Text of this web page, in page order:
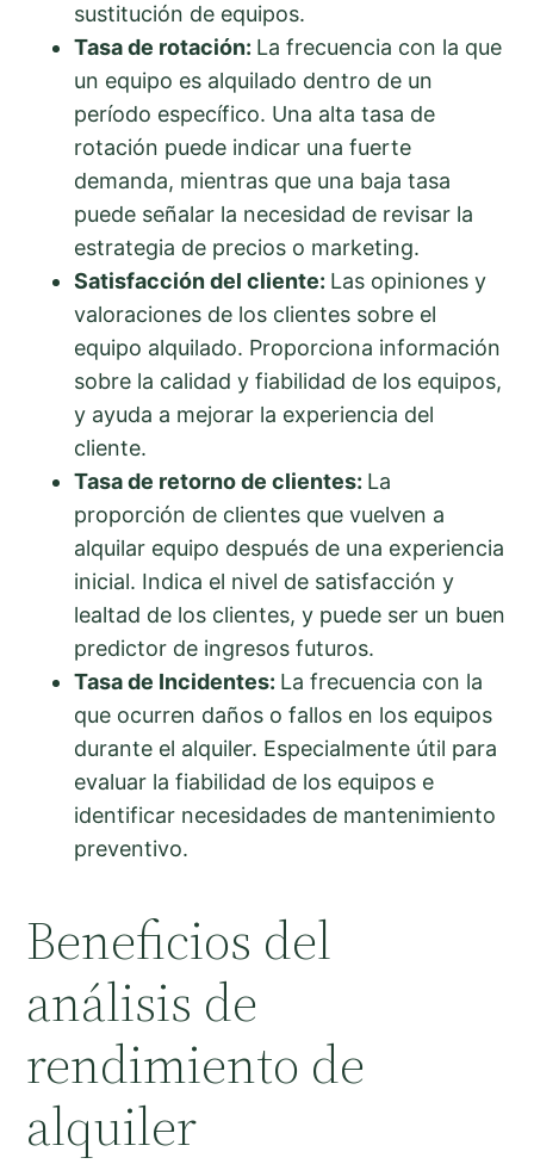
sustitución de equipos.
Tasa de rotación: La frecuencia con la que
un equipo es alquilado dentro de un
período específico. Una alta tasa de
rotación puede indicar una fuerte
demanda, mientras que una baja tasa
puede señalar la necesidad de revisar la
estrategia de precios o marketing.
Satisfacción del cliente: Las opiniones y
valoraciones de los clientes sobre el
equipo alquilado. Proporciona información
sobre la calidad y fiabilidad de los equipos,
y ayuda a mejorar la experiencia del
cliente.
Tasa de retorno de clientes: La
proporción de clientes que vuelven a
alquilar equipo después de una experiencia
inicial. Indica el nivel de satisfacción y
lealtad de los clientes, y puede ser un buen
predictor de ingresos futuros.
Tasa de Incidentes: La frecuencia con la
que ocurren daños o fallos en los equipos
durante el alquiler. Especialmente útil para
evaluar la fiabilidad de los equipos e
identificar necesidades de mantenimiento
preventivo.
Beneficios del
análisis de
rendimiento de
alquiler